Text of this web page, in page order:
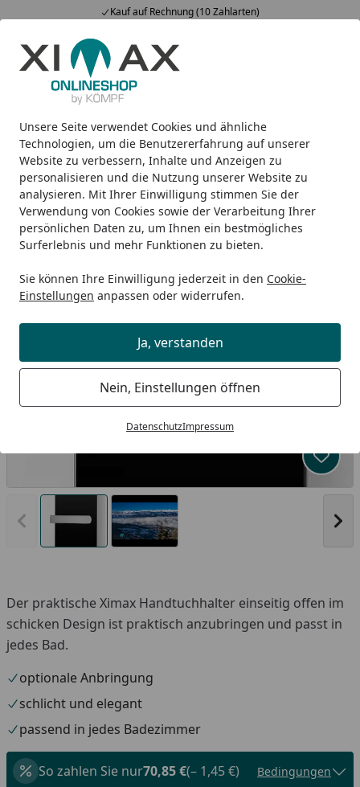
Unsere Seite verwendet Cookies und ähnliche
Technologien, um die Benutzererfahrung auf unserer
Website zu verbessern, Inhalte und Anzeigen zu
personalisieren und die Nutzung unserer Website zu
analysieren. Mit Ihrer Einwilligung stimmen Sie der
Verwendung von Cookies sowie der Verarbeitung Ihrer
persönlichen Daten zu, um Ihnen ein bestmögliches
Surferlebnis und mehr Funktionen zu bieten.
Sie können Ihre Einwilligung jederzeit in den Cookie-
Einstellungen anpassen oder widerrufen.
Ja, verstanden
Nein, Einstellungen öffnen
DatenschutzImpressum
Kauf auf Rechnung (10 Zahlarten)
Alle Produkte
Mein Konto
Suchen
Startseite
Design-Heizkörper Heizkörper-Accessoires
Ximax Handtuchhalter für
Paneelheizkörper, einseitig offen
Vorheriges Bild anzeigen
Youtube-Video
Der praktische Ximax Handtuchhalter einseitig offen im
schicken Design ist praktisch anzubringen und passt in
jedes Bad.
optionale Anbringung
schlicht und elegant
passend in jedes Badezimmer
So zahlen Sie nur70,85 €(– 1,45 €) Bedingungen